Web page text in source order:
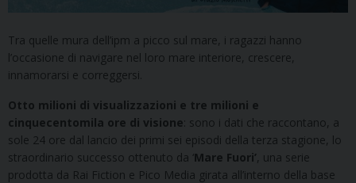
Tra quelle mura dell’ipm a picco sul mare, i ragazzi hanno
l’occasione di navigare nel loro mare interiore, crescere,
innamorarsi e correggersi.
Otto milioni di visualizzazioni e tre milioni e
cinquecentomila ore di visione: sono i dati che raccontano, a
sole 24 ore dal lancio dei primi sei episodi della terza stagione, lo
straordinario successo ottenuto da ‘Mare Fuori’, una serie
prodotta da Rai Fiction e Pico Media girata all’interno della base